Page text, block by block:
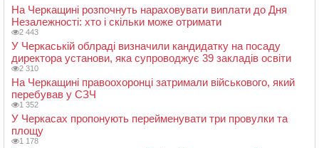
На Черкащині розпочнуть нараховувати виплати до Дня
Незалежності: хто і скільки може отримати
2 443
У Черкаській облраді визначили кандидатку на посаду
директора установи, яка супроводжує 39 закладів освіти
2 310
На Черкащині правоохоронці затримали військового, який
перебував у СЗЧ
1 352
У Черкасах пропонують перейменувати три провулки та
площу
1 178